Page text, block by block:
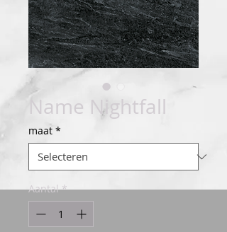
Name Nightfall
maat *
Aantal *